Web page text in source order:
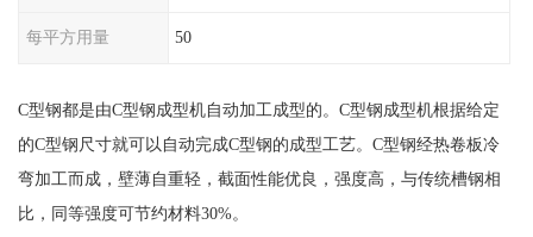
每平方用量 50
C型钢都是由C型钢成型机自动加工成型的。C型钢成型机根据给定
的C型钢尺寸就可以自动完成C型钢的成型工艺。C型钢经热卷板冷
弯加工而成，壁薄自重轻，截面性能优良，强度高，与传统槽钢相
比，同等强度可节约材料30%。